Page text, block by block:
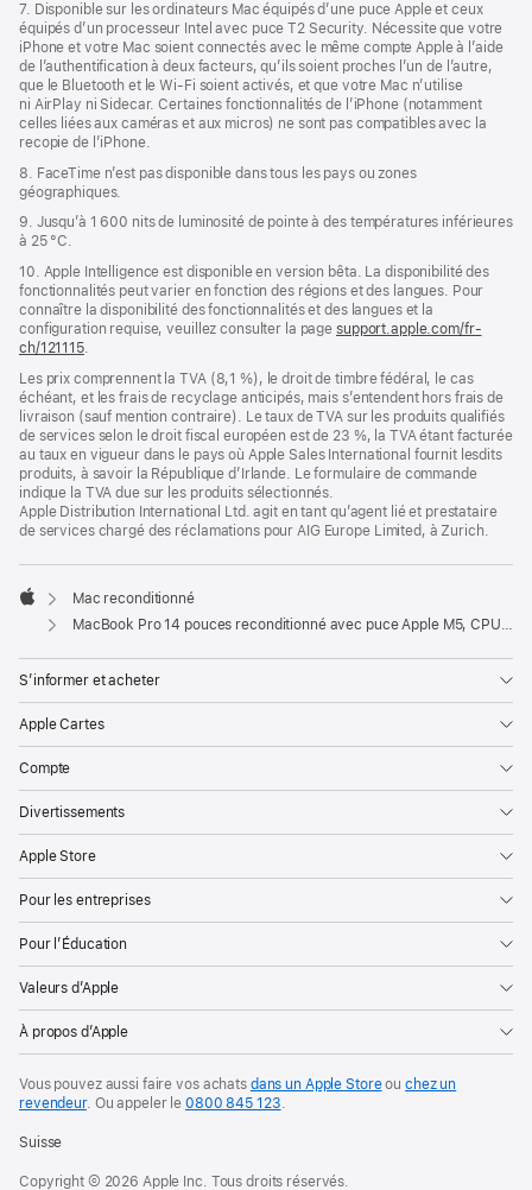
7. Disponible sur les ordinateurs Mac équipés d’une puce Apple et ceux
équipés d’un processeur Intel avec puce T2 Security. Nécessite que votre
iPhone et votre Mac soient connectés avec le même compte Apple à l’aide
de l’authentification à deux facteurs, qu’ils soient proches l’un de l’autre,
que le Bluetooth et le Wi-Fi soient activés, et que votre Mac n’utilise
ni AirPlay ni Sidecar. Certaines fonctionnalités de l’iPhone (notamment
celles liées aux caméras et aux micros) ne sont pas compatibles avec la
recopie de l’iPhone.
8. FaceTime n’est pas disponible dans tous les pays ou zones
géographiques.
9. Jusqu’à 1 600 nits de luminosité de pointe à des températures inférieures
à 25 °C.
10. Apple Intelligence est disponible en version bêta. La disponibilité des
fonctionnalités peut varier en fonction des régions et des langues. Pour
connaître la disponibilité des fonctionnalités et des langues et la
configuration requise, veuillez consulter la pagesupport.apple.com/fr-
ch/121115.
Les prix comprennent la TVA (8,1 %), le droit de timbre fédéral, le cas
échéant, et les frais de recyclage anticipés, mais s’entendent hors frais de
livraison (sauf mention contraire). Le taux de TVA sur les produits qualifiés
de services selon le droit fiscal européen est de 23 %, la TVA étant facturée
au taux en vigueur dans le pays où Apple Sales International fournit lesdits
produits, à savoir la République d’Irlande. Le formulaire de commande
indique la TVA due sur les produits sélectionnés.
Apple Distribution International Ltd. agit en tant qu’agent lié et prestataire
de services chargé des réclamations pour AIG Europe Limited, à Zurich.
Apple
Mac reconditionné
MacBook Pro 14 pouces reconditionné avec puce Apple M5, CPU 10 cœurs et GPU 10 cœurs - Argent
S’informer et acheter
Apple Cartes
Compte
Divertissements
Apple Store
Pour les entreprises
Pour l’Éducation
Valeurs d’Apple
À propos d’Apple
Vous pouvez aussi faire vos achats dans un Apple Storeouchez un
revendeur. Ouappeler le0800 845 123.
Suisse
Copyright © 2026 Apple Inc. Tous droits réservés.